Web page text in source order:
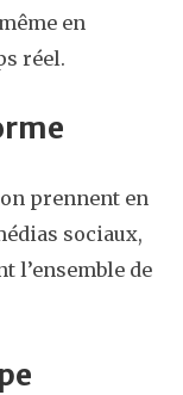
en
réel.
prennent en
sociaux,
l’ensemble de